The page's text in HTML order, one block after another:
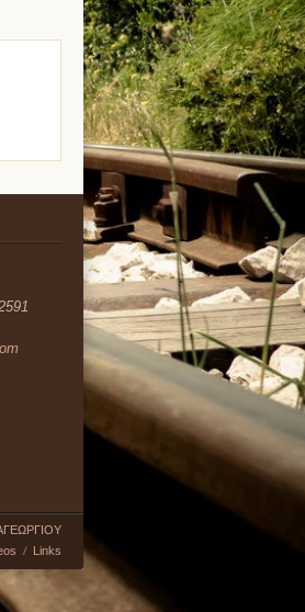
Links